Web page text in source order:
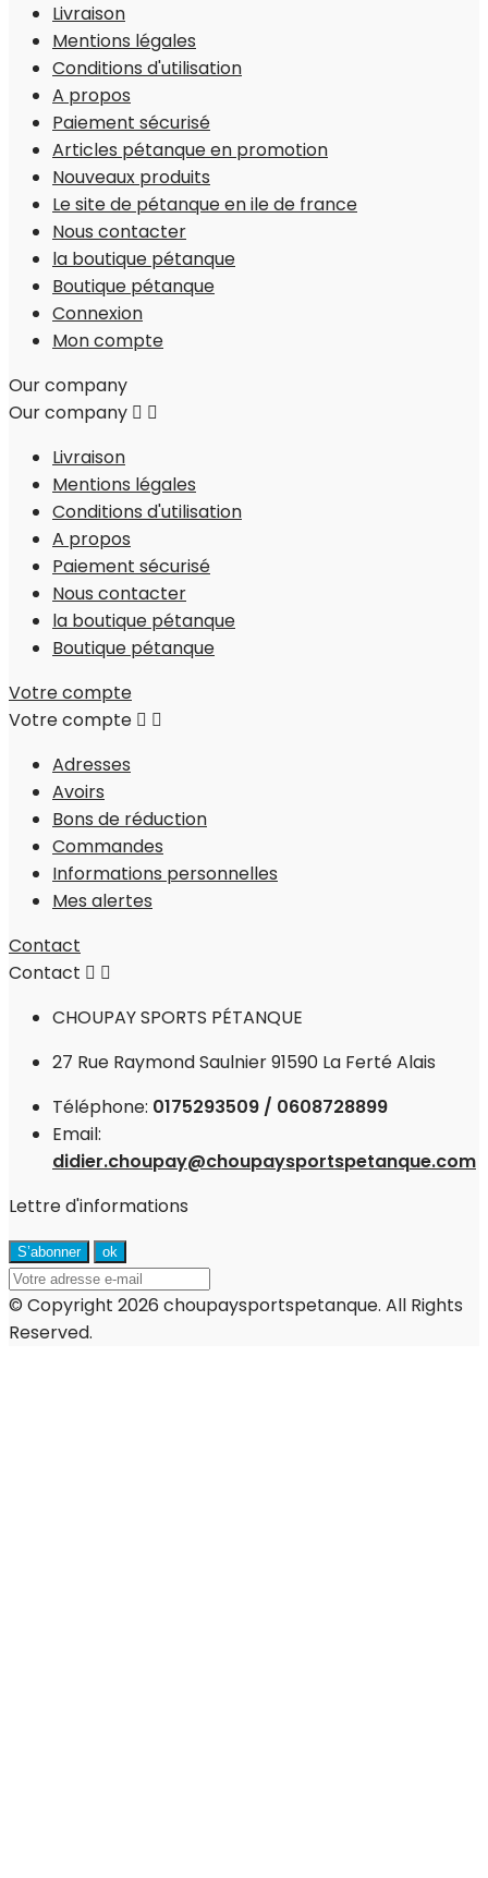
Livraison
Mentions légales
Conditions d'utilisation
A propos
Paiement sécurisé
Articles pétanque en promotion
Nouveaux produits
Le site de pétanque en ile de france
Nous contacter
la boutique pétanque
Boutique pétanque
Connexion
Mon compte
Our company
Our company  
Livraison
Mentions légales
Conditions d'utilisation
A propos
Paiement sécurisé
Nous contacter
la boutique pétanque
Boutique pétanque
Votre compte
Votre compte  
Adresses
Avoirs
Bons de réduction
Commandes
Informations personnelles
Mes alertes
Contact
Contact  
CHOUPAY SPORTS PÉTANQUE
27 Rue Raymond Saulnier 91590 La Ferté Alais
Téléphone: 0175293509 / 0608728899
Email:
didier.choupay@choupaysportspetanque.com
Lettre d'informations
© Copyright 2026 choupaysportspetanque. All Rights
Reserved.